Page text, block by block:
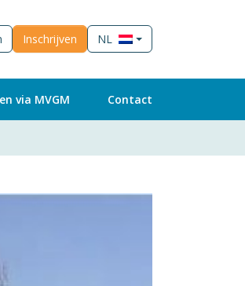
Inschrijven NL
via MVGM Contact